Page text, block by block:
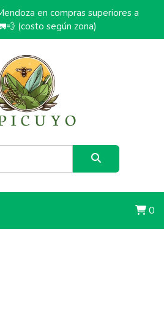
en compras superiores a
(costo según zona)
0